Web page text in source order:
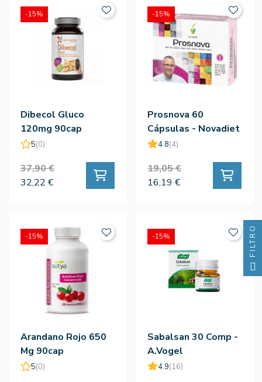
Dibecol Gluco
120mg 90cap
5(0)
37,90 €
32,22 €
-15%
Prosnova 60
Cápsulas - Novadiet
4.8(4)
19,05 €
16,19 €
-15%
Arandano Rojo 650
Mg 90cap
5(0)
-15%
Sabalsan 30 Comp -
A.Vogel
4.9(16)
-15% FILTRO